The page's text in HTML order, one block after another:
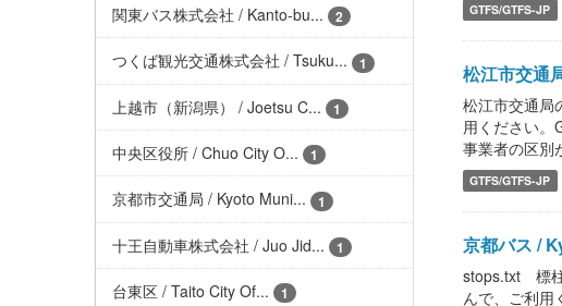
関東バス株式会社 / Kanto-bu... 2
つくば観光交通株式会社 / Tsuku... 1
上越市（新潟県） / Joetsu C... 1
中央区役所 / Chuo City O... 1
京都市交通局 / Kyoto Muni... 1
十王自動車株式会社 / Juo Jid... 1
台東区 / Taito City Of... 1
GTFS/GTFS-JP
松江市交通
松江市交通局
用ください。
事業者の区別
GTFS/GTFS-JP
京都バス /
stops.txt 標
んで、ご利用